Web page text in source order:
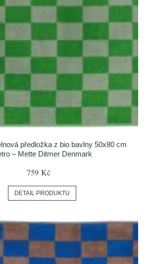
předložka z bio bavlny 50x80 cm
– Mette Ditmer Denmark
759 Kč
DETAIL PRODUKTU